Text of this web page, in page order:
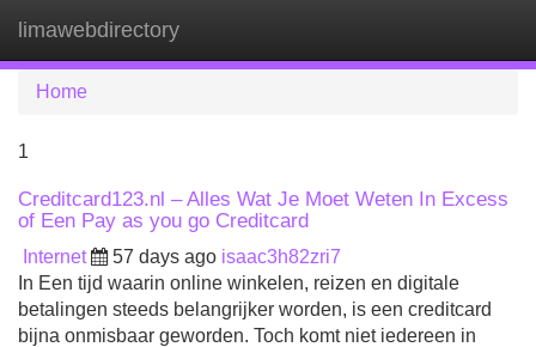
limawebdirectory
Home
1
Creditcard123.nl – Alles Wat Je Moet Weten In Excess
of Een Pay as you go Creditcard
Internet 57 days ago isaac3h82zri7
In Een tijd waarin online winkelen, reizen en digitale
betalingen steeds belangrijker worden, is een creditcard
bijna onmisbaar geworden. Toch komt niet iedereen in